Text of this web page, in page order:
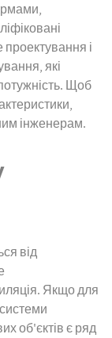
проектування і
які
Щоб
інженерам.
від
Якщо для
об'єктів є ряд